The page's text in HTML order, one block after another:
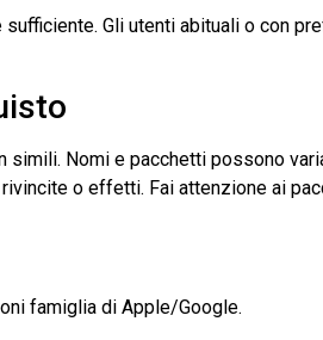
Gli utenti abituali o con
Nomi e pacchetti possono
o effetti. Fai attenzione ai
famiglia di Apple/Google.